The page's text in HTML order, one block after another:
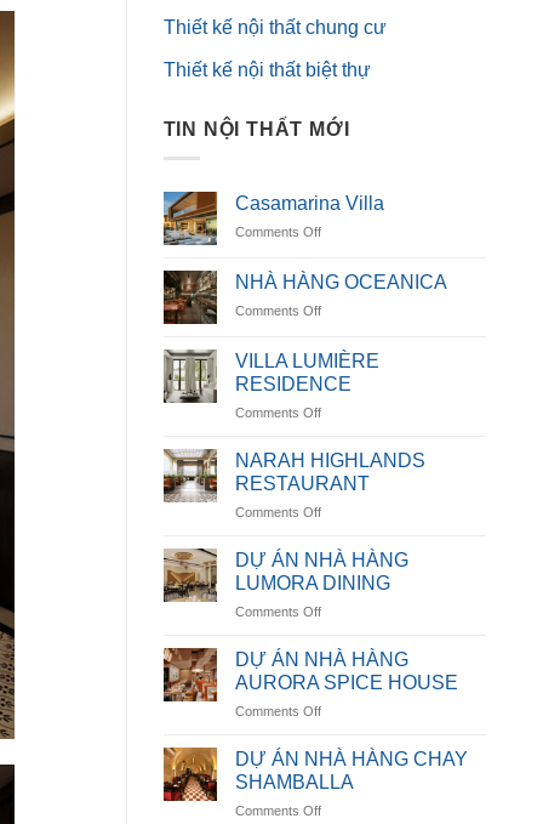
Thiết kế nội thất chung cư
Thiết kế nội thất biệt thự
TIN NỘI THẤT MỚI
Casamarina Villa
Comments Offon
Villa
NHÀ HÀNG OCEANICA
Comments Offon
HÀNG
OCEANICA
VILLA LUMIÈRE
RESIDENCE
Comments Offon
LUMIÈRE
RESIDENCE
NARAH HIGHLANDS
RESTAURANT
Comments Offon
HIGHLANDS
RESTAURANT
DỰ ÁN NHÀ HÀNG
LUMORA DINING
Comments Offon
ÁN
NHÀ
HÀNG
LUMORA
DỰ ÁN NHÀ HÀNG
AURORA SPICE HOUSE
Comments Offon
ÁN
NHÀ
HÀNG
AURORA
DỰ ÁN NHÀ HÀNG CHAY
SHAMBALLA
Comments Offon